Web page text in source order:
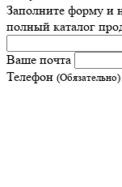
Заполните форму и
полный каталог
Ваше почта
Телефон (Обязательно)